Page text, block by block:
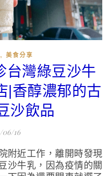
, 美食分享
台灣綠豆沙牛
|香醇濃郁的古
沙飲品
06/16
沙牛乳，因為疫情的關